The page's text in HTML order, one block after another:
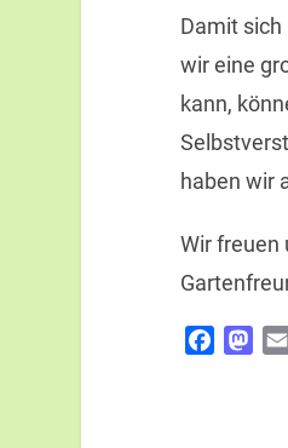
Damit sich
wir eine
kann,
haben wir
Wir freuen
Facebook